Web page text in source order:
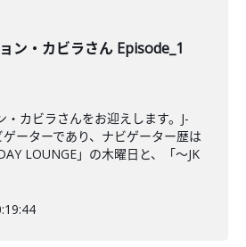
ン・カビラさん Episode_1
カビラさんをお迎えします。J-
ーターであり、ナビゲーター歴は
LOUNGE」の木曜日と、「〜JK